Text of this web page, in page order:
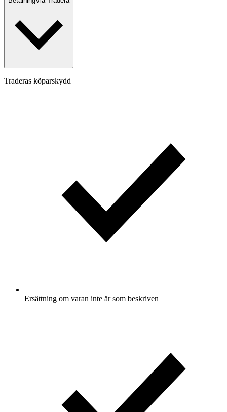
Traderas köparskydd
Ersättning om varan inte är som beskriven